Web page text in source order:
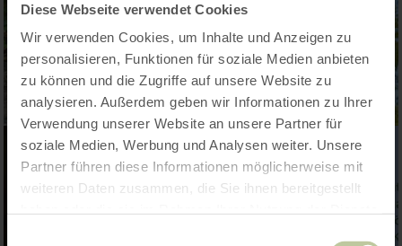
Diese Webseite verwendet Cookies
Wir verwenden Cookies, um Inhalte und Anzeigen zu
personalisieren, Funktionen für soziale Medien anbieten
zu können und die Zugriffe auf unsere Website zu
analysieren. Außerdem geben wir Informationen zu Ihrer
Verwendung unserer Website an unsere Partner für
soziale Medien, Werbung und Analysen weiter. Unsere
Partner führen diese Informationen möglicherweise mit
weiteren Daten zusammen, die Sie ihnen bereitgestellt